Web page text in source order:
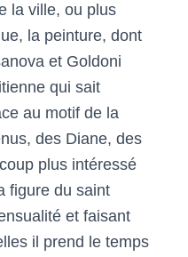
la ville, ou plus
la peinture, dont
et Goldoni
qui sait
au motif de la
des Diane, des
plus intéressé
figure du saint
et faisant
il prend le temps